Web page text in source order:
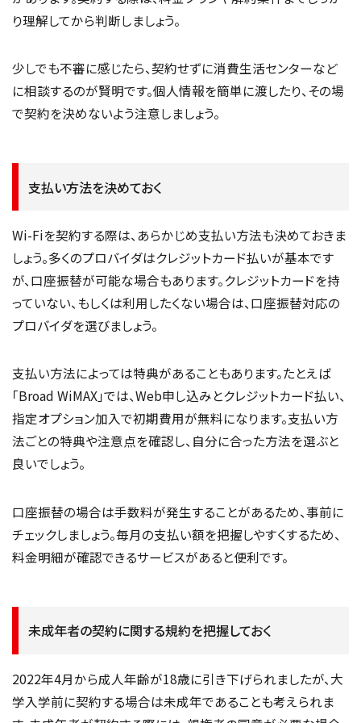
り理解してから判断しましょう。
少しでも不審に感じたら、契約せずに消費生活センターなど
に相談するのが賢明です。個人情報を簡単に渡したり、その場
で契約を決めないよう注意しましょう。
支払い方法を決めておく
Wi-Fiを契約する際は、あらかじめ支払い方法も決めておきま
しょう。多くのプロバイダはクレジットカード払いが基本です
が、口座振替が可能な場合もあります。クレジットカードを持
っていない、もしくは利用したくない場合は、口座振替対応の
プロバイダを選びましょう。
支払い方法によっては特典があることもあります。たとえば
「Broad WiMAX」では、Web申し込みとクレジットカード払い、
指定オプション加入で初期費用が無料になります。支払い方
法ごとの特典や注意点を確認し、自分に合った方法を選ぶと
良いでしょう。
口座振替の場合は手数料が発生することがあるため、事前に
チェックしましょう。毎月の支払い額を把握しやすくするため、
料金明細が確認できるサービスがあると便利です。
未成年者の契約に関する規約を把握しておく
2022年4月から成人年齢が18歳に引き下げられましたが、大
学入学前に契約する場合は未成年であることも考えられま